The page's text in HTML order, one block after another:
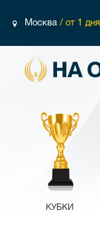
Москва / от 1 дня
КУБКИ